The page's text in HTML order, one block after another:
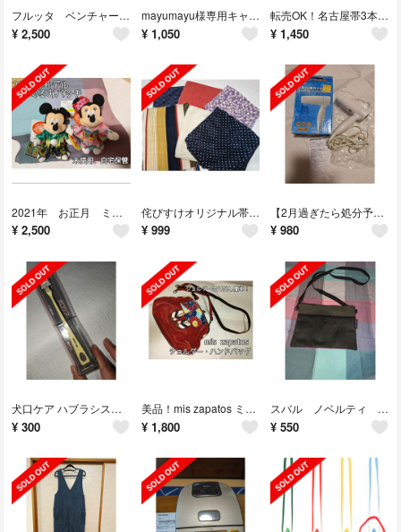
フルッタ ベンチャーハーネス (35-40cm, グレイ/ノープルタイプ)
¥ 2,500
mayumayu様専用キャノン互換・詰め替えインクセット、ブラックとカラー
¥ 1,050
転売OK！名古屋帯3本、半幅帯3本セット、傷モノ、美品、ごちゃまぜパック！
¥ 1,450
2021年 お正月 ミッキー＆ミニー ぬいば（ぬいぐるみバッジ）
¥ 2,500
侘びすけオリジナル帯揚げ【主に夏用】6枚セット
¥ 999
【2月過ぎたら処分予定】240ボルト対応、トラベル ヘアドライヤー ホワイト
¥ 980
犬口ケア ハブラシスモールヘッド ソフト(1本入)
¥ 300
美品！mis zapatos ミスサパト 着物・草履柄 がま口 2way バッグ
¥ 1,800
スバル ノベルティ サコッシュ
¥ 550